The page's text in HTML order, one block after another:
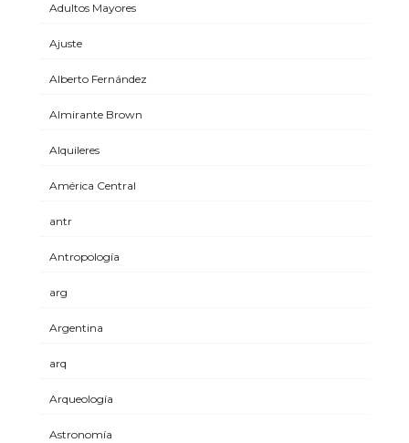
Adultos Mayores
Ajuste
Alberto Fernández
Almirante Brown
Alquileres
América Central
antr
Antropología
arg
Argentina
arq
Arqueología
Astronomía